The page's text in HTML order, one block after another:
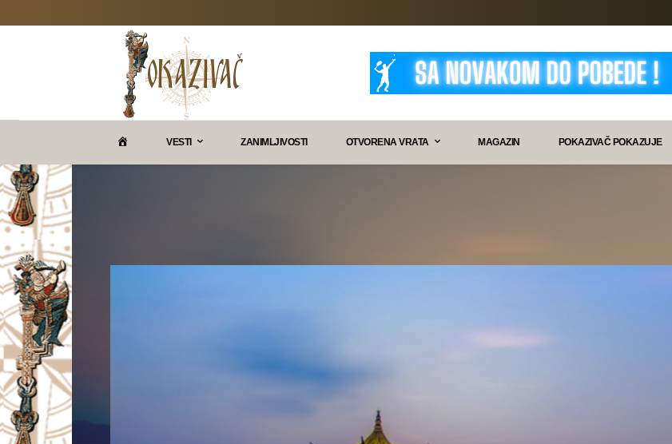
VESTI ZANIMLJIVOSTI OTVORENA VRATA MAGAZIN POKAZIVAČ POKAZUJE